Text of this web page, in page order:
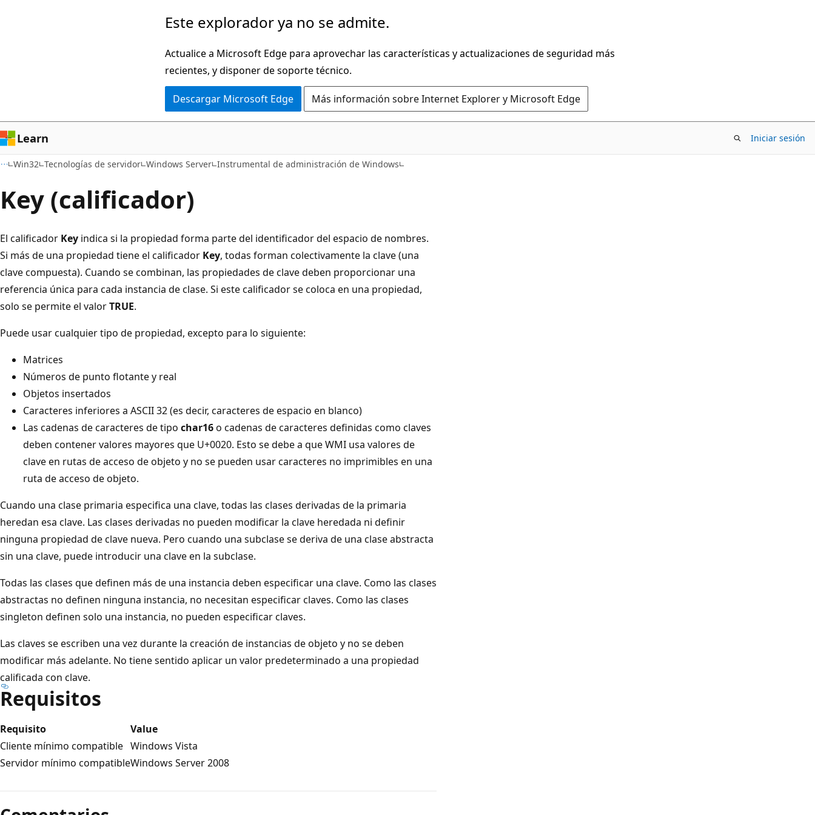
Este explorador ya no se admite.
Actualice a Microsoft Edge para aprovechar las características y actualizaciones de seguridad más
recientes, y disponer de soporte técnico.
Descargar Microsoft Edge Más información sobre Internet Explorer y Microsoft Edge
Learn Iniciar sesión
Win32 Tecnologías de servidor Windows Server Instrumental de administración de Windows
Key (calificador)
El calificador Key indica si la propiedad forma parte del identificador del espacio de nombres.
Si más de una propiedad tiene el calificador Key, todas forman colectivamente la clave (una
clave compuesta). Cuando se combinan, las propiedades de clave deben proporcionar una
referencia única para cada instancia de clase. Si este calificador se coloca en una propiedad,
solo se permite el valorTRUE.
Puede usar cualquier tipo de propiedad, excepto para lo siguiente:
Matrices
Números de punto flotante y real
Objetos insertados
Caracteres inferiores a ASCII 32 (es decir, caracteres de espacio en blanco)
Las cadenas de caracteres de tipo char16o cadenas de caracteres definidas como claves
deben contener valores mayores que U+0020. Esto se debe a que WMI usa valores de
clave en rutas de acceso de objeto y no se pueden usar caracteres no imprimibles en una
ruta de acceso de objeto.
Cuando una clase primaria especifica una clave, todas las clases derivadas de la primaria
heredan esa clave. Las clases derivadas no pueden modificar la clave heredada ni definir
ninguna propiedad de clave nueva. Pero cuando una subclase se deriva de una clase abstracta
sin una clave, puede introducir una clave en la subclase.
Todas las clases que definen más de una instancia deben especificar una clave. Como las clases
abstractas no definen ninguna instancia, no necesitan especificar claves. Como las clases
singleton definen solo una instancia, no pueden especificar claves.
Las claves se escriben una vez durante la creación de instancias de objeto y no se deben
modificar más adelante. No tiene sentido aplicar un valor predeterminado a una propiedad
calificada con clave.
Requisitos
Requisito
Value
Cliente mínimo compatible Windows Vista
Servidor mínimo compatibleWindows Server 2008
de